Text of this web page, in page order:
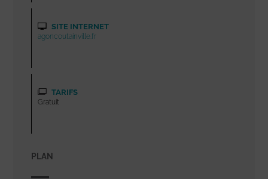
SITE INTERNET
agoncoutainville.fr
TARIFS
Gratuit
PLAN